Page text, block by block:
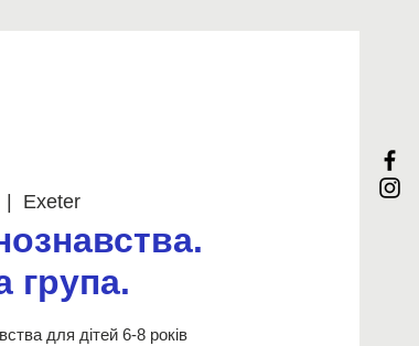
|
Exeter
група.
для дітей 6-8 років